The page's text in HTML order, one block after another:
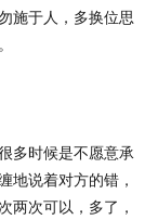
施于人，多换位思
多时候是不愿意承
地说着对方的错，
两次可以，多了，